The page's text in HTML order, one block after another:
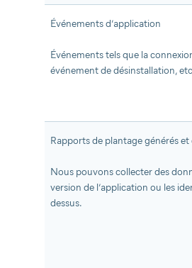
Événements d’application
Événements tels que la
événement de désinstallation,
Rapports de plantage générés et
Nous pouvons collecter des
version de l’application ou les
dessus.